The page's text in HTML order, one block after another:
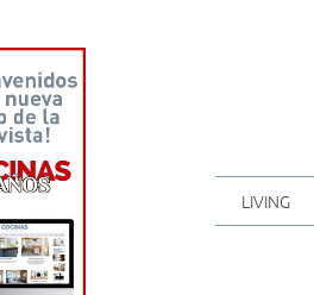
LIVING